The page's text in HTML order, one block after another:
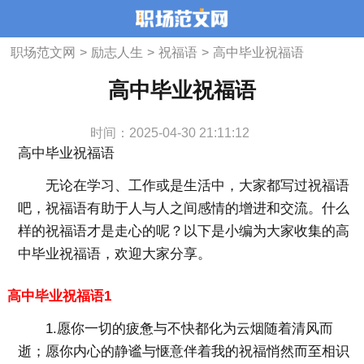
职场范文网 > 励志人生 > 祝福语 > 高中毕业祝福语
高中毕业祝福语
时间：2025-04-30 21:11:12
高中毕业祝福语
无论在学习、工作或是生活中，大家都写过祝福语
吧，祝福语有助于人与人之间感情的增进和交流。什么
样的祝福语才是走心的呢？以下是小编为大家收集的高
中毕业祝福语，欢迎大家分享。
高中毕业祝福语1
1.愿你一切的疲惫与不快都化为云烟随着清风而
逝；愿你内心的静谧与惬意伴着我的祝福悄然而至相识